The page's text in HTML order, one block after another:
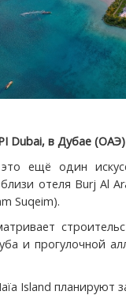
Dubai, в Дубае
ещё один
отеля Burj Al
Suqeim).
и прогулочной
Island планируют